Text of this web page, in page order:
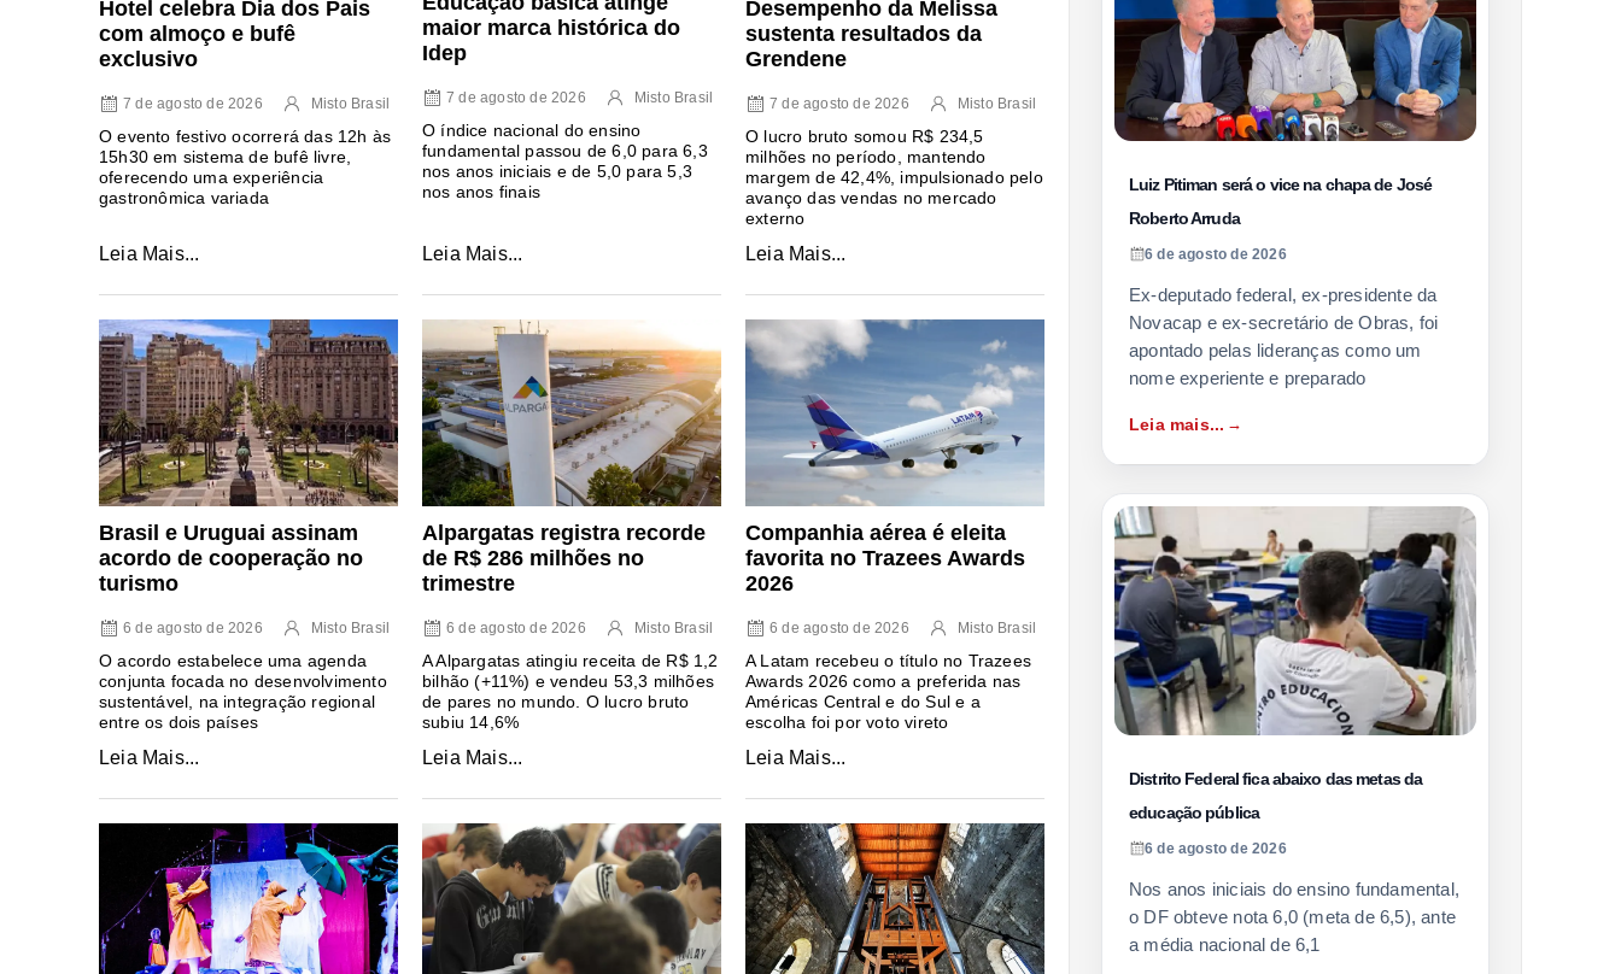
Hotel celebra Dia dos Pais
com almoço e bufê
exclusivo
7 de agosto de 2026 Misto Brasil
O evento festivo ocorrerá das 12h às
15h30 em sistema de bufê livre,
oferecendo uma experiência
gastronômica variada
Leia Mais...
maior marca histórica do
Idep
7 de agosto de 2026 Misto Brasil
O índice nacional do ensino
fundamental passou de 6,0 para 6,3
nos anos iniciais e de 5,0 para 5,3
nos anos finais
Leia Mais...
Desempenho da Melissa
sustenta resultados da
Grendene
7 de agosto de 2026 Misto Brasil
O lucro bruto somou R$ 234,5
milhões no período, mantendo
margem de 42,4%, impulsionado pelo
avanço das vendas no mercado
externo
Leia Mais...
Brasil e Uruguai assinam
acordo de cooperação no
turismo
6 de agosto de 2026 Misto Brasil
O acordo estabelece uma agenda
conjunta focada no desenvolvimento
sustentável, na integração regional
entre os dois países
Leia Mais...
Alpargatas registra recorde
de R$ 286 milhões no
trimestre
6 de agosto de 2026 Misto Brasil
A Alpargatas atingiu receita de R$ 1,2
bilhão (+11%) e vendeu 53,3 milhões
de pares no mundo. O lucro bruto
subiu 14,6%
Leia Mais...
Companhia aérea é eleita
favorita no Trazees Awards
2026
6 de agosto de 2026 Misto Brasil
A Latam recebeu o título no Trazees
Awards 2026 como a preferida nas
Américas Central e do Sul e a
escolha foi por voto vireto
Leia Mais...
Luiz Pitiman será o vice na chapa de José
Roberto Arruda
6 de agosto de 2026
Ex-deputado federal, ex-presidente da
Novacap e ex-secretário de Obras, foi
apontado pelas lideranças como um
nome experiente e preparado
Leia mais...
Distrito Federal fica abaixo das metas da
educação pública
6 de agosto de 2026
Nos anos iniciais do ensino fundamental,
o DF obteve nota 6,0 (meta de 6,5), ante
a média nacional de 6,1